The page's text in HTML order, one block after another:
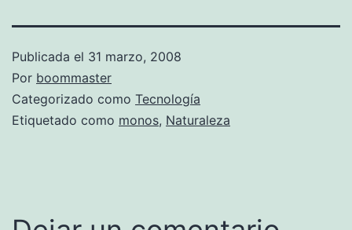
Publicada el 31 marzo, 2008
Por boommaster
Categorizado como Tecnología
Etiquetado como monos, Naturaleza